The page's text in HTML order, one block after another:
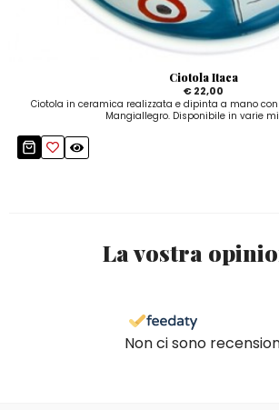
Ciotola Itaca
€ 22,00
Ciotola in ceramica realizzata e dipinta a mano
Mangiallegro. Disponibile in varie
La vostra
Non ci sono